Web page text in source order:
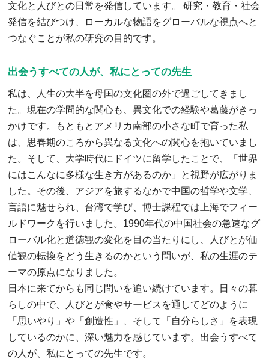
文化と人びとの日常を発信しています。 研究・教育・社会
発信を結びつけ、ローカルな物語をグローバルな視点へと
つなぐことが私の研究の目的です。
出会うすべての人が、私にとっての先生
私は、人生の大半を母国の文化圏の外で過ごしてきまし
た。現在の学問的な関心も、異文化での経験や葛藤がきっ
かけです。もともとアメリカ南部の小さな町で育った私
は、思春期のころから異なる文化への関心を抱いていまし
た。そして、大学時代にドイツに留学したことで、「世界
にはこんなに多様な生き方があるのか」と視野が広がりま
した。その後、アジアを旅するなかで中国の哲学や文学、
言語に魅せられ、台湾で学び、博士課程では上海でフィー
ルドワークを行いました。1990年代の中国社会の急速なグ
ローバル化と道徳観の変化を目の当たりにし、人びとが価
値観の転換をどう生きるのかという問いが、私の生涯のテ
ーマの原点になりました。
日本に来てからも同じ問いを追い続けています。日々の暮
らしの中で、人びとが食やサービスを通してどのように
「思いやり」や「創造性」、そして「自分らしさ」を表現
しているのかに、深い魅力を感じています。出会うすべて
の人が、私にとっての先生です。